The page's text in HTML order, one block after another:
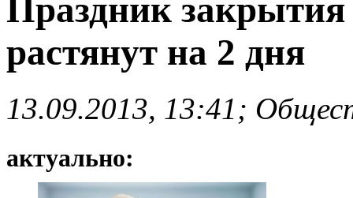
Праздник
растянут на 2 дня
13.09.2013, 13:41;
актуально: